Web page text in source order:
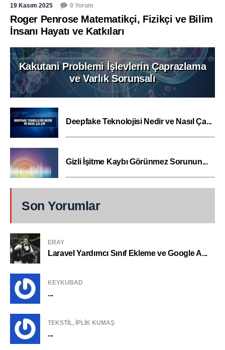
19 Kasım 2025 0 Yorum
Roger Penrose Matematikçi, Fizikçi ve Bilim
İnsanı Hayatı ve Katkıları
Kakutani Problemi İşlevlerin Çaprazlama
ve Varlık Sorunsalı
Deepfake Teknolojisi Nedir ve Nasıl Ça...
Gizli İşitme Kaybı Görünmez Sorunun...
Son Yorumlar
ERAY
Laravel Yardımcı Sınıf Ekleme ve Google A...
KEYKUBAD
...
TEKSTIL, IPLIK KUMAŞ
...